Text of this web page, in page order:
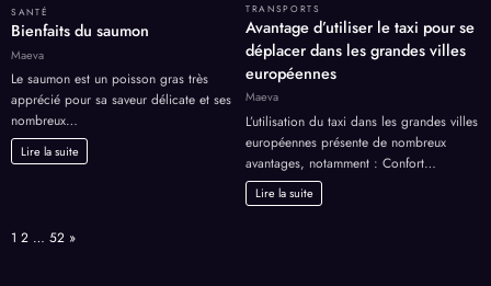
SANTÉ
Bienfaits du saumon
Maeva
Le saumon est un poisson gras très
apprécié pour sa saveur délicate et ses
nombreux…
Lire la suite
TRANSPORTS
Avantage d’utiliser le taxi pour se
déplacer dans les grandes villes
européennes
Maeva
L’utilisation du taxi dans les grandes villes
européennes présente de nombreux
avantages, notamment : Confort…
Lire la suite
Page:
1 2 … 52 Next
»